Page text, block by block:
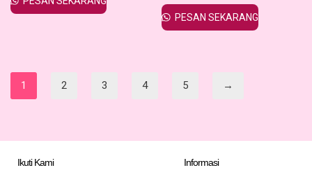
PESAN SEKARANG
1 2 3 4 5 →
Informasi
Ikuti Kami